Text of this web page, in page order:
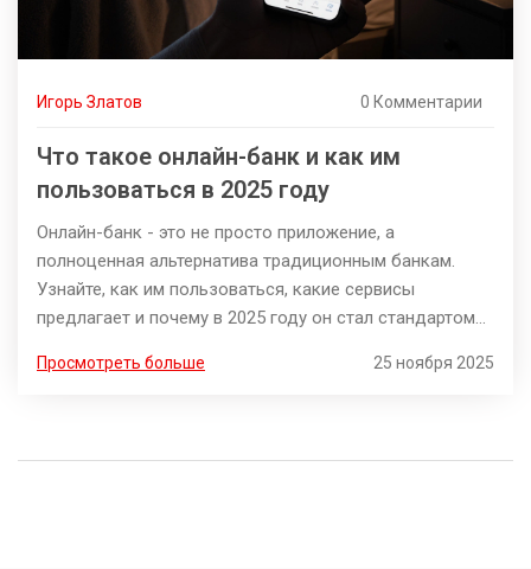
Игорь Златов 0 Комментарии
Что такое онлайн-банк и как им
пользоваться в 2025 году
Онлайн-банк - это не просто приложение, а
полноценная альтернатива традиционным банкам.
Узнайте, как им пользоваться, какие сервисы
предлагает и почему в 2025 году он стал стандартом
Просмотреть больше 25 ноября 2025